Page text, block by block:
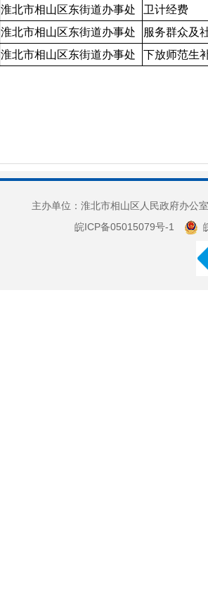
淮北市相山区东街道办事处
卫计经费
淮北市相山区东街道办事处
服务群众及
淮北市相山区东街道办事处
下放师范生
主办单位：淮北市相山区人民政府办
皖ICP备05015079号-1